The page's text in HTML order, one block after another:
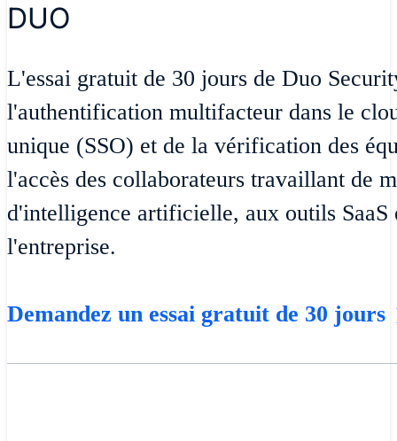
DUO
L'essai gratuit de 30 jours de Duo
l'authentification multifacteur dans le
unique (SSO) et de la vérification des
l'accès des collaborateurs travaillant de
d'intelligence artificielle, aux outils SaaS
l'entreprise.
Demandez un essai gratuit de 30 jours